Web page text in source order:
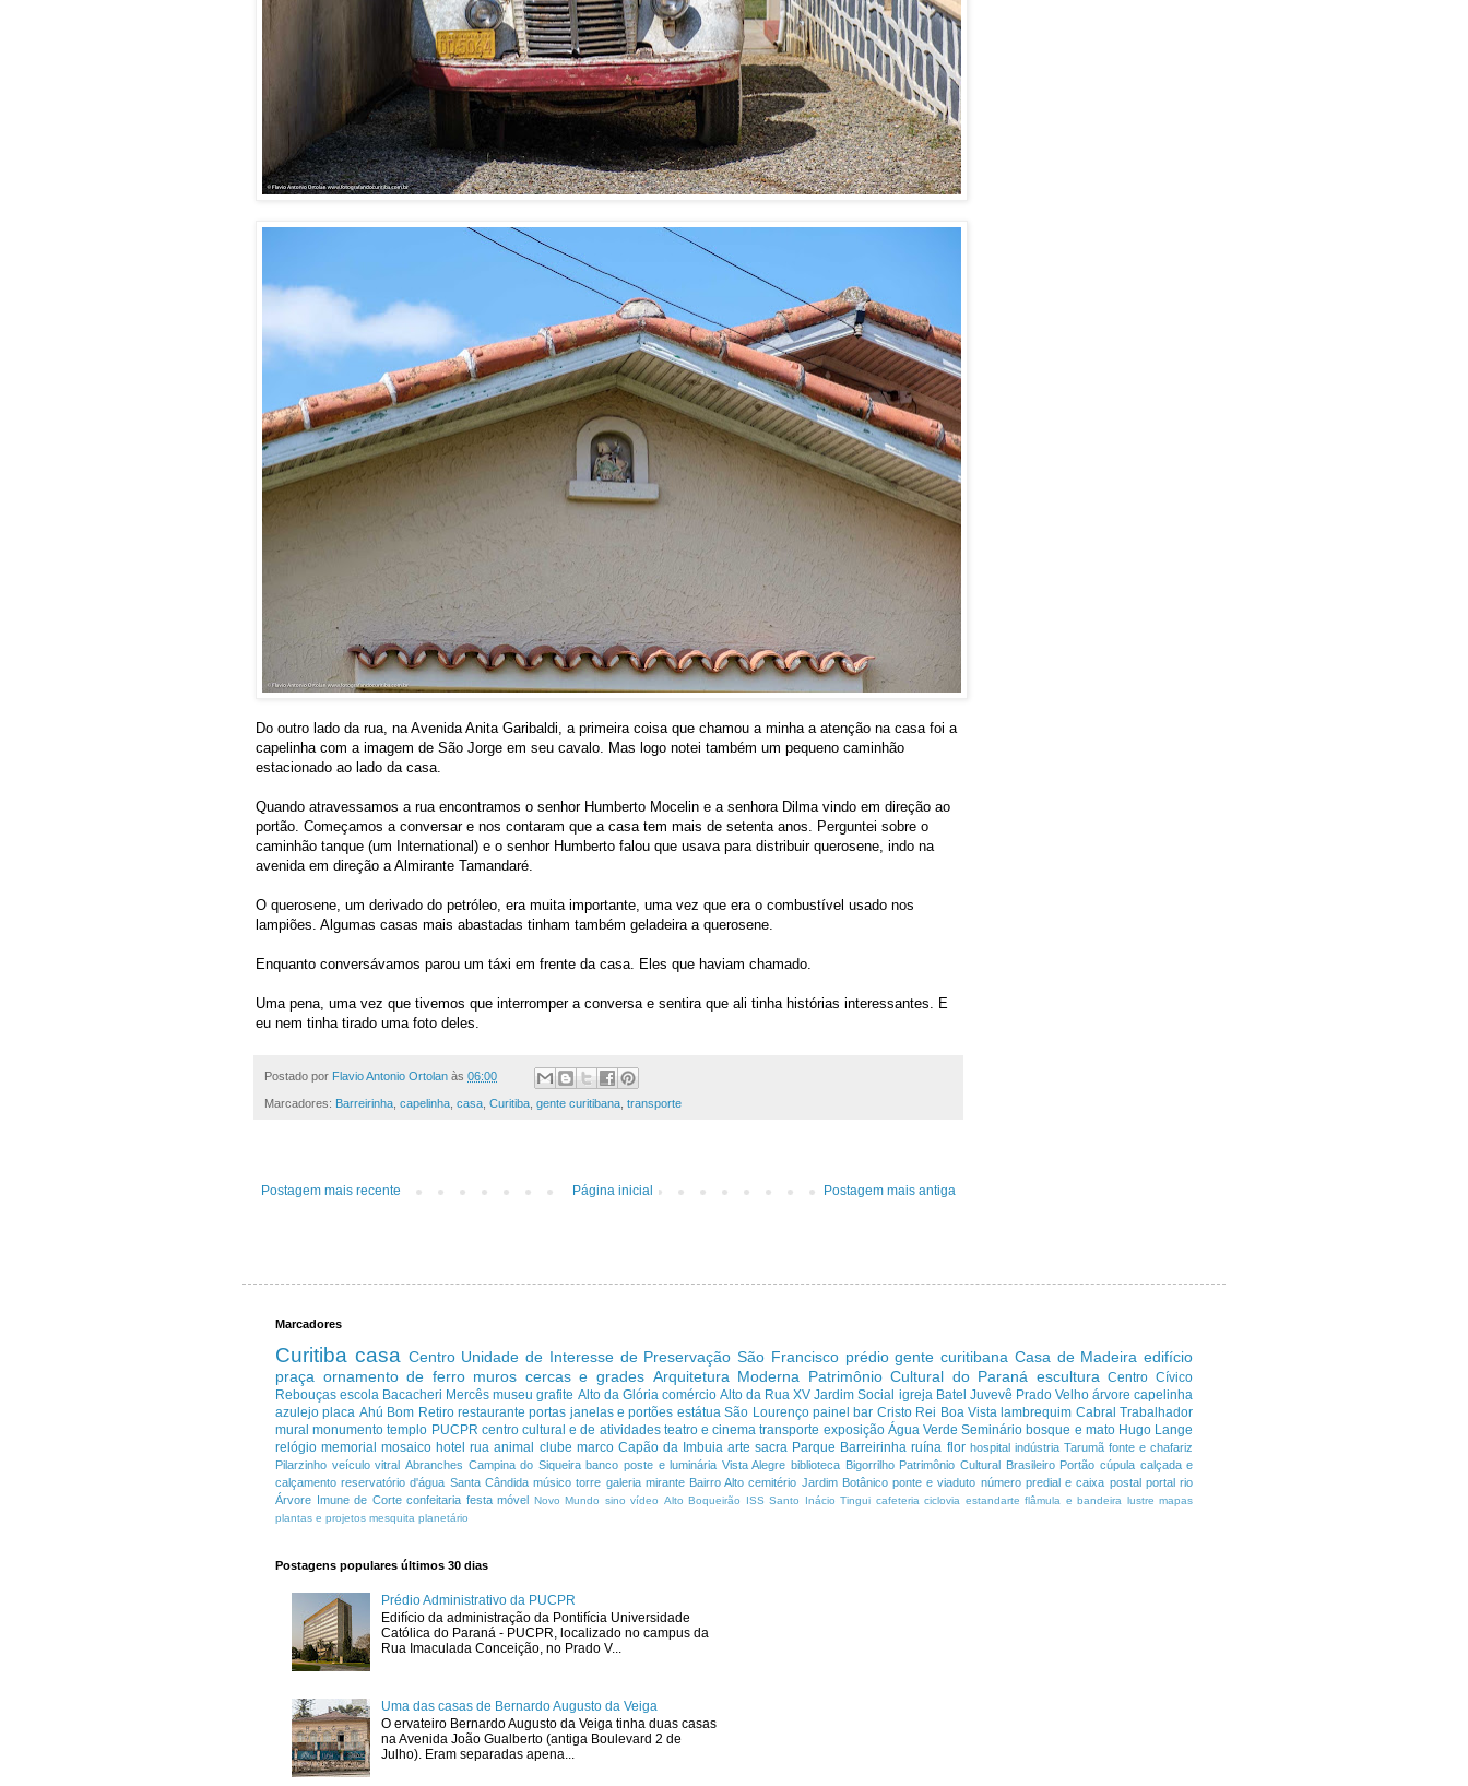
Do outro lado da rua, na Avenida Anita Garibaldi, a primeira coisa que chamou a minha a atenção na casa foi a
capelinha com a imagem de São Jorge em seu cavalo. Mas logo notei também um pequeno caminhão
estacionado ao lado da casa.
Quando atravessamos a rua encontramos o senhor Humberto Mocelin e a senhora Dilma vindo em direção ao
portão. Começamos a conversar e nos contaram que a casa tem mais de setenta anos. Perguntei sobre o
caminhão tanque (um International) e o senhor Humberto falou que usava para distribuir querosene, indo na
avenida em direção a Almirante Tamandaré.
O querosene, um derivado do petróleo, era muita importante, uma vez que era o combustível usado nos
lampiões. Algumas casas mais abastadas tinham também geladeira a querosene.
Enquanto conversávamos parou um táxi em frente da casa. Eles que haviam chamado.
Uma pena, uma vez que tivemos que interromper a conversa e sentira que ali tinha histórias interessantes. E
eu nem tinha tirado uma foto deles.
Postado por Flavio Antonio Ortolan às 06:00
Marcadores: Barreirinha capelinha casa Curitiba gente curitibana transporte
Postagem mais recente Postagem mais antiga
Página inicial
Marcadores
Curitiba casa Centro Unidade de Interesse de Preservação São Francisco prédio gente curitibana Casa de Madeira edifício
praça ornamento de ferro muros cercas e grades Arquitetura Moderna Patrimônio Cultural do Paraná escultura
Centro Cívico
Rebouças escola Bacacheri Mercês museu grafite Alto da Glória comércio Alto da Rua XV Jardim Social igreja Batel Juvevê Prado Velho árvore capelinha
azulejo placa Ahú Bom Retiro restaurante portas janelas e portões estátua São Lourenço painel bar Cristo Rei Boa Vista lambrequim Cabral Trabalhador
mural monumento templo PUCPR centro cultural e de atividades teatro e cinema transporte exposição Água Verde Seminário bosque e mato Hugo Lange
relógio memorial mosaico hotel rua animal clube marco Capão da Imbuia arte sacra Parque Barreirinha ruína flor hospital indústria Tarumã fonte e chafariz
Pilarzinho veículo vitral Abranches Campina do Siqueira banco poste e luminária Vista Alegre biblioteca Bigorrilho Patrimônio Cultural Brasileiro Portão cúpula calçada e
calçamento reservatório d'água Santa Cândida músico torre galeria mirante Bairro Alto cemitério Jardim Botânico ponte e viaduto número predial e caixa postal portal rio
Árvore Imune de Corte confeitaria festa móvel Novo Mundo sino vídeo Alto Boqueirão ISS Santo Inácio Tingui cafeteria ciclovia estandarte flâmula e bandeira lustre mapas
plantas e projetos mesquita planetário
Postagens populares últimos 30 dias
Prédio Administrativo da PUCPR
Edifício da administração da Pontifícia Universidade
Católica do Paraná - PUCPR, localizado no campus da
Rua Imaculada Conceição, no Prado V...
Uma das casas de Bernardo Augusto da Veiga
O ervateiro Bernardo Augusto da Veiga tinha duas casas
na Avenida João Gualberto (antiga Boulevard 2 de
Julho). Eram separadas apena...